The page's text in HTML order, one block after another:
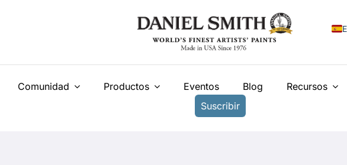
Comunidad Productos Eventos Blog
Recursos
Suscribir